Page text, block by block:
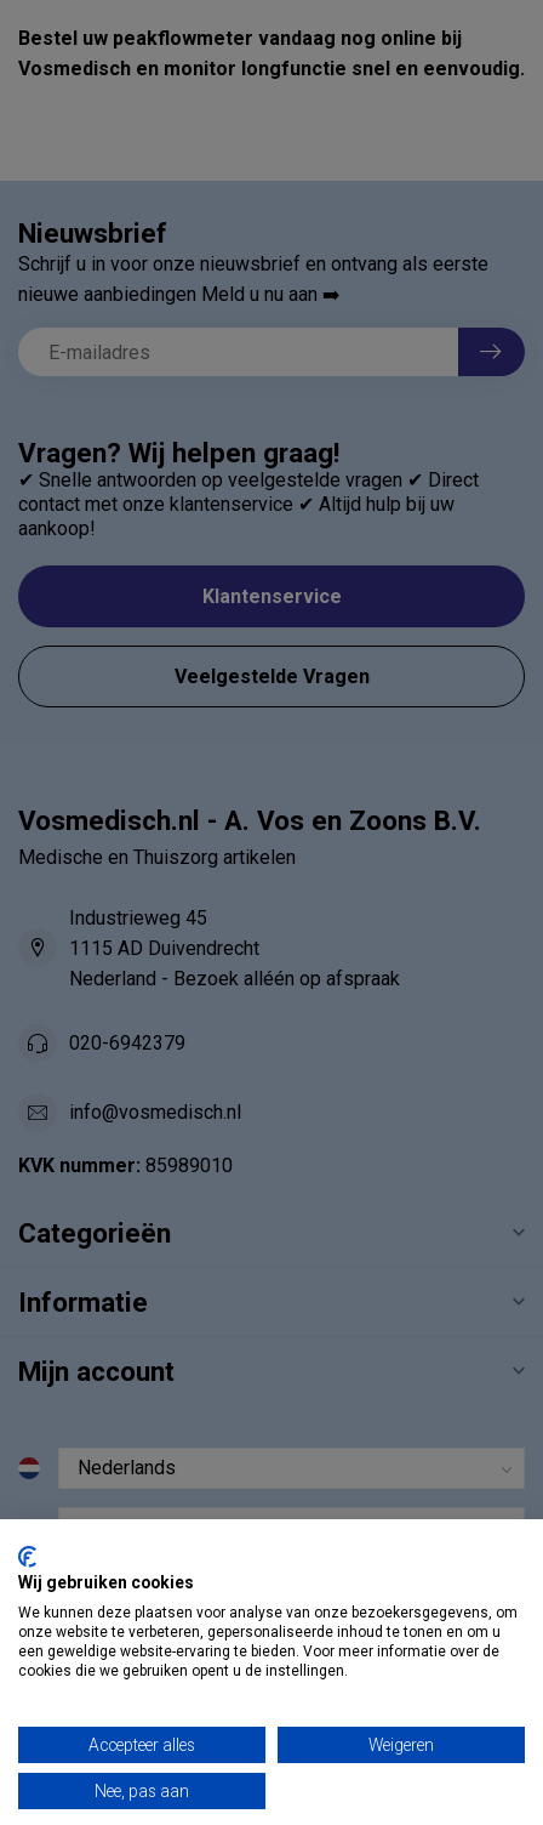
Bestel uw peakflowmeter vandaag nog online bij
Vosmedisch en monitor longfunctie snel en eenvoudig.
Vragen? Wij helpen graag!
✔ Snelle antwoorden op veelgestelde vragen ✔ Direct
contact met onze klantenservice ✔ Altijd hulp bij uw
aankoop!
Klantenservice
Veelgestelde Vragen
Nieuwsbrief
Schrijf u in voor onze nieuwsbrief en ontvang als eerste
nieuwe aanbiedingen Meld u nu aan ➡️
Vosmedisch.nl - A. Vos en Zoons B.V.
Medische en Thuiszorg artikelen
Industrieweg 45
1115 AD Duivendrecht
Nederland - Bezoek alléén op afspraak
020-6942379
info@vosmedisch.nl
KVK nummer: 85989010
Categorieën
Informatie
Mijn account
© Copyright 2026 Vosmedisch.nl - A. Vos en Zoons B.V.
Wij gebruiken cookies
We kunnen deze plaatsen voor analyse van onze bezoekersgegevens, om
onze website te verbeteren, gepersonaliseerde inhoud te tonen en om u
een geweldige website-ervaring te bieden. Voor meer informatie over de
cookies die we gebruiken opent u de instellingen.
Accepteer alles Weigeren
Nee, pas aan